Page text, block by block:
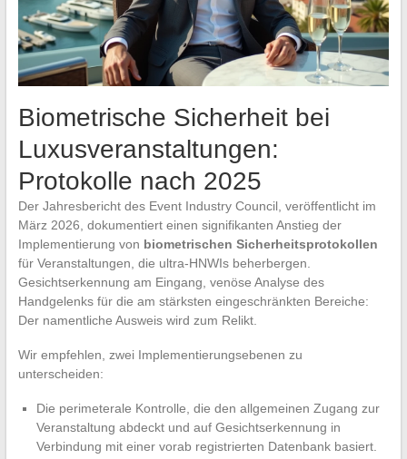
Biometrische Sicherheit bei
Luxusveranstaltungen:
Protokolle nach 2025
Der Jahresbericht des Event Industry Council, veröffentlicht im
März 2026, dokumentiert einen signifikanten Anstieg der
Implementierung von biometrischen Sicherheitsprotokollen
für Veranstaltungen, die ultra-HNWIs beherbergen.
Gesichtserkennung am Eingang, venöse Analyse des
Handgelenks für die am stärksten eingeschränkten Bereiche:
Der namentliche Ausweis wird zum Relikt.
Wir empfehlen, zwei Implementierungsebenen zu
unterscheiden:
Die perimeterale Kontrolle, die den allgemeinen Zugang zur
Veranstaltung abdeckt und auf Gesichtserkennung in
Verbindung mit einer vorab registrierten Datenbank basiert.